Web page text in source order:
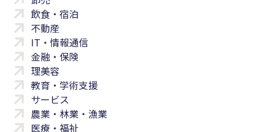
飲食・宿泊
不動産
IT・情報通信
金融・保険
理美容
教育・学術支援
サービス
農業・林業・漁業
医療・福祉